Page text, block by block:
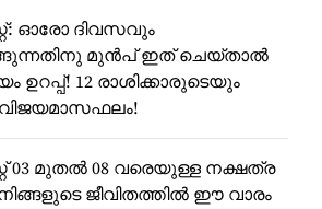
ഓരോ ദിവസവും
മുൻപ് ഇത് ചെയ്താൽ
ഉറപ്പ്! 12 രാശിക്കാരുടെയും
03 മുതൽ 08 വരെയുള്ള നക്ഷത്ര
ജീവിതത്തിൽ ഈ വാരം